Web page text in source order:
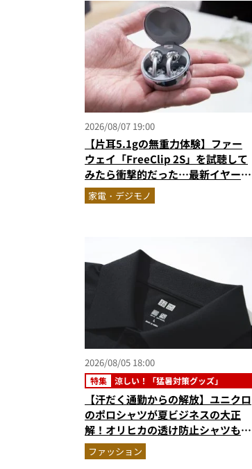
2026/08/07 19:00
【片耳5.1gの無重力体験】ファー
ウェイ「FreeClip 2S」を試聴して
みたら衝撃的だった…最新イヤーカ
フ型イヤホンの着け心地とAI技術に
感動
家電・デジモノ
2026/08/05 18:00
特集 涼しい！「猛暑対策グッズ」
【汗だく通勤からの解放】ユニクロ
のポロシャツが夏ビジネスの大正
解！オリヒカの透け防止シャツも優
秀。酷暑も涼しい顔で働ける超快適
ウエアの実力
ファッション